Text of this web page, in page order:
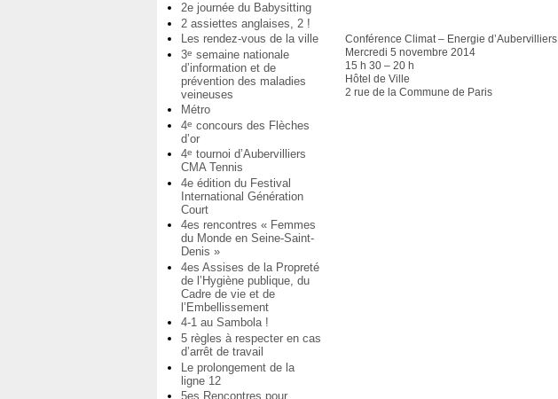
2e journée du Babysitting
2 assiettes anglaises, 2 !
Les rendez-vous de la ville
3e semaine nationale
d’information et de
prévention des maladies
veineuses
Métro
4e concours des Flèches
d’or
4e tournoi d’Aubervilliers
CMA Tennis
4e édition du Festival
International Génération
Court
4es rencontres « Femmes
du Monde en Seine-Saint-
Denis »
4es Assises de la Propreté
de l’Hygiène publique, du
Cadre de vie et de
l’Embellissement
4-1 au Sambola !
5 règles à respecter en cas
d’arrêt de travail
Le prolongement de la
ligne 12
5es Rencontres pour
Conférence Climat – Energie d’Aubervilliers
Mercredi 5 novembre 2014
15 h 30 – 20 h
Hôtel de Ville
2 rue de la Commune de Paris